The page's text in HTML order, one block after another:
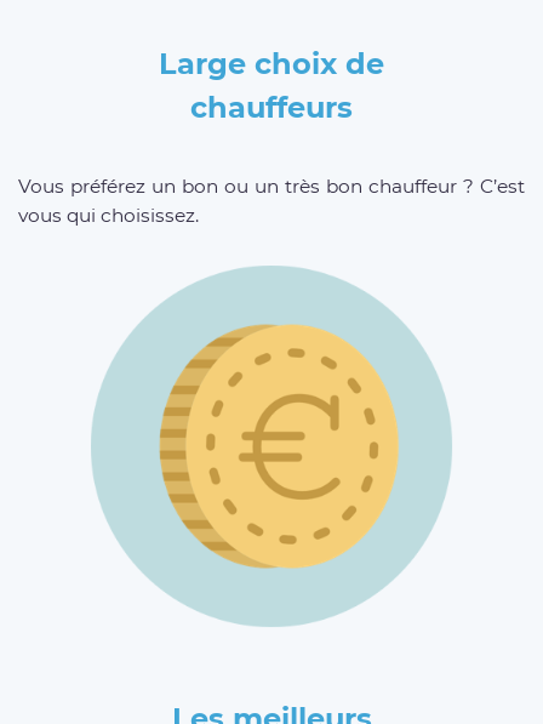
Large choix de
chauffeurs
Vous préférez un bon ou un très bon chauffeur ? C’est
vous qui choisissez.